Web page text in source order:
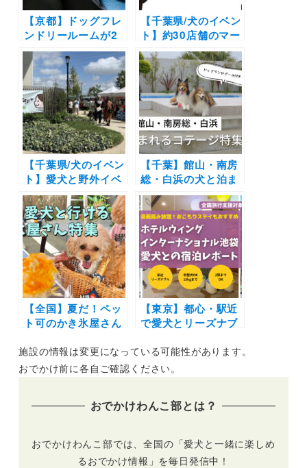
【京都】ドッグフレ
ンドリールームが2
施設に新設！「フェ
アフィールド･バイ･
マリオット 道の駅プ
ロジェクト」にて販
売を開始
【千葉県/犬のイベン
ト】約30店舗のマー
ケットやドッグダン
ス体験会も！「ワン
Oneday at 柏の葉T-
SITE」（柏の葉T-
SITE）12/11・12開
催
【千葉県/犬のイベン
ト】愛犬と野外イベ
ントに行こう♪ドッ
グタイムレースも開
催！「第12回 ワン
Oneday at 柏の葉T-
SITE」（10/9-
10/10開催）
【千葉】館山・南房
総・白浜の犬と泊ま
れるドッグラン付き
コテージ5選を実際
のおでかけ写真付き
で紹介！海の近くで
愛犬ともっと仲良く
なろう♪
【全国】夏だ！ペッ
ト可のかき氷屋さん
から超人気カフェま
で | 愛犬と夏を感じ
【東京】都心・駅近
で愛犬とリーズナブ
ルウィングインター
ナショナル池袋の宿
もりステイにもおす
施設の情報は変更になっている可能性があります。
おでかけ前に各自ご確認ください。
おでかけわんこ部とは？
おでかけわんこ部では、全国の「愛犬と一緒に楽しめ
るおでかけ情報」を毎日発信中！